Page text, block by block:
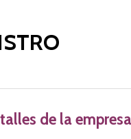
de la empresa